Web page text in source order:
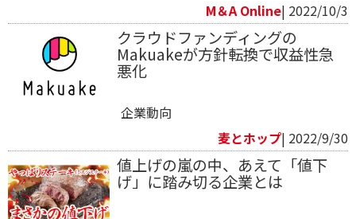
M＆A Online| 2022/10/3
クラウドファンディングの
Makuakeが方針転換で収益性急
悪化
企業動向
麦とホップ| 2022/9/30
値上げの嵐の中、あえて「値下
げ」に踏み切る企業とは